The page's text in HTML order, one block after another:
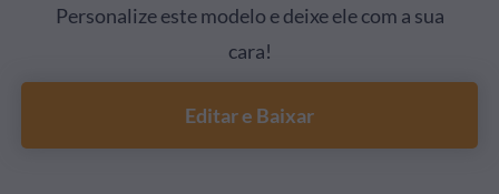
Personalize este modelo e deixe ele com a sua
cara!
Editar e Baixar